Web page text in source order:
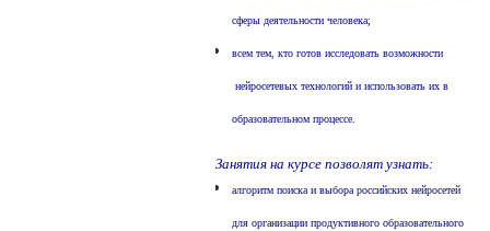
сферы деятельности человека;
всем тем, кто готов исследовать возможности
нейросетевых технологий и использовать их в
образовательном процессе.
Занятия на курсе позволят узнать:
алгоритм поиска и выбора российских нейросетей
для организации продуктивного образовательного